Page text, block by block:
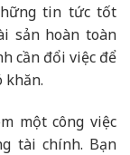
tin tức tốt
sản hoàn toàn
cần đổi việc để
khăn.
một công việc
tài chính. Bạn